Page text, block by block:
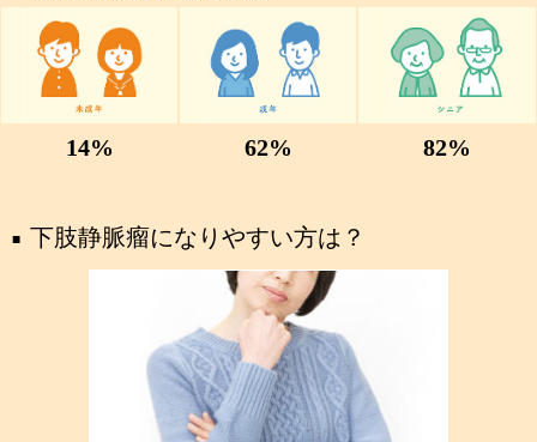
14% 62% 82%
下肢静脈瘤になりやすい方は？